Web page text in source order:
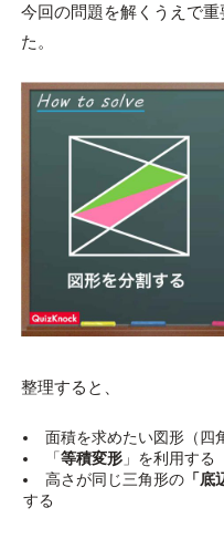
今回の問題を解くうえで
た。
整理すると、
面積を求めたい図形（四
「等積変形」を利用する
高さが同じ三角形の「底
する